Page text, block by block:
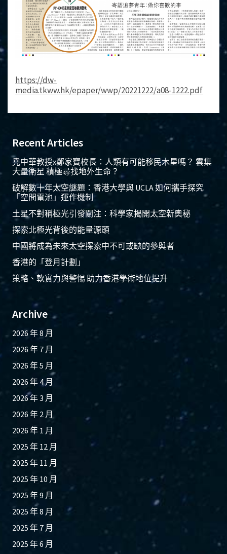
https://dw-
media.tkww.hk/epaper/wwp/20221222/a08-1222.pdf
Recent Articles
堯中華教授x鄭家寶校長：人類有可能移民木星嗎？ 雲集
大量衛星 積極尋找地外生命？
破解數十年太空謎題：香港大學與 UCLA 如何攜手探究
「空間電池」運作機制
土星不對稱極光引發關注：科學家揭開太空新奧秘
探索北極光背後的能量源頭
中國將成為未來太空探索中不可或缺的參與者
香港的「登月計劃」
策略、軟實力與警惕 助力香港學術地位提升
Archive
2026 年 8 月
2026 年 7 月
2026 年 5 月
2026 年 4 月
2026 年 3 月
2026 年 2 月
2026 年 1 月
2025 年 12 月
2025 年 11 月
2025 年 10 月
2025 年 9 月
2025 年 8 月
2025 年 7 月
2025 年 6 月